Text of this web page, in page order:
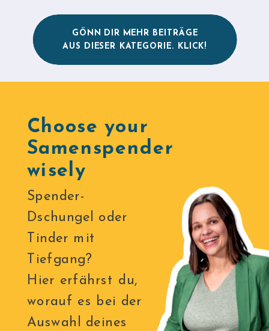
GÖNN DIR MEHR BEITRÄGE
AUS DIESER KATEGORIE. KLICK!
Spender-
Dschungel oder
Tinder mit
Tiefgang?
Hier erfährst du,
worauf es bei der
Auswahl deines
Choose your
Samenspender
wisely